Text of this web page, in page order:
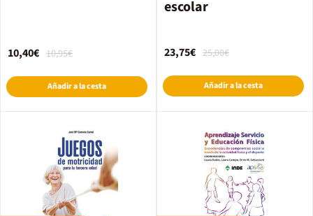
10,95€
10,40€
Añadir a la cesta
escolar
25,00€
23,75€
Añadir a la cesta